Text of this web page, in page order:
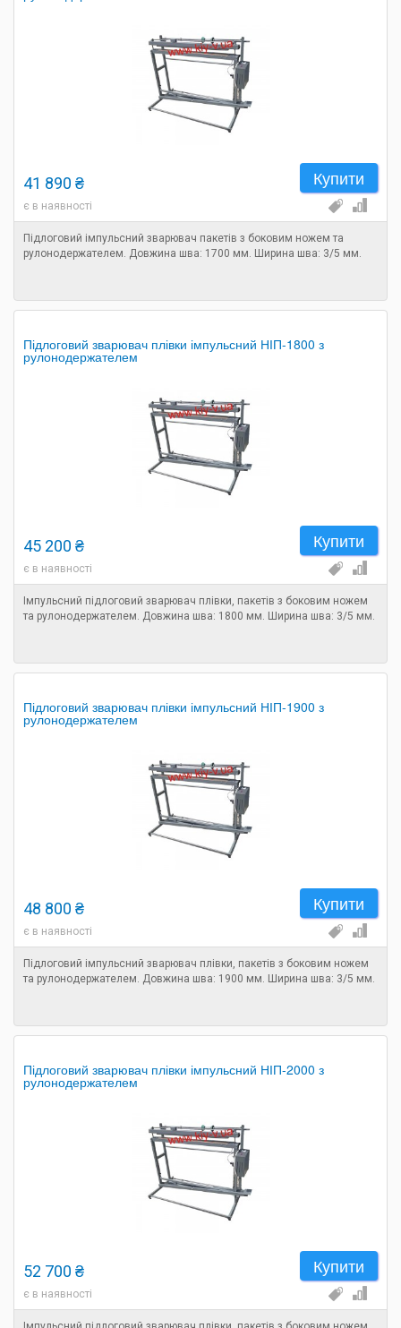
Купити
41 890 ₴
є в наявності
Підлоговий імпульсний зварювач пакетів з боковим ножем та
рулонодержателем. Довжина шва: 1700 мм. Ширина шва: 3/5 мм.
Підлоговий зварювач плівки імпульсний НІП-1800 з
рулонодержателем
Купити
45 200 ₴
є в наявності
Імпульсний підлоговий зварювач плівки, пакетів з боковим ножем
та рулонодержателем. Довжина шва: 1800 мм. Ширина шва: 3/5 мм.
Підлоговий зварювач плівки імпульсний НІП-1900 з
рулонодержателем
Купити
48 800 ₴
є в наявності
Підлоговий імпульсний зварювач плівки, пакетів з боковим ножем
та рулонодержателем. Довжина шва: 1900 мм. Ширина шва: 3/5 мм.
Підлоговий зварювач плівки імпульсний НІП-2000 з
рулонодержателем
Купити
52 700 ₴
є в наявності